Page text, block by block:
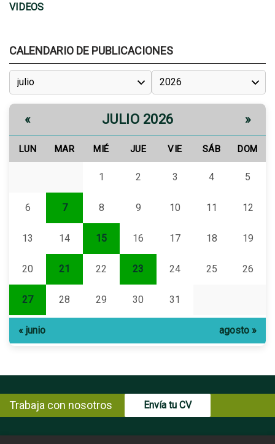
VIDEOS
CALENDARIO DE PUBLICACIONES
« JULIO 2026 »
LUN MAR MIÉ JUE VIE SÁB DOM
1 2 3 4 5
6 7 8 9 10 11 12
13 14 15 16 17 18 19
20 21 22 23 24 25 26
27 28 29 30 31
« junio agosto »
Trabaja con nosotros Envía tu CV